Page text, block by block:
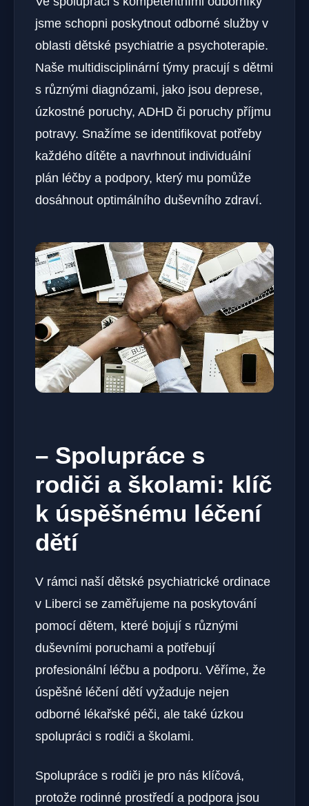
jsme schopni poskytnout odborné služby v
oblasti dětské psychiatrie a psychoterapie.
Naše multidisciplinární týmy pracují s dětmi
s různými diagnózami, jako jsou deprese,
úzkostné poruchy, ADHD či poruchy příjmu
potravy. Snažíme se identifikovat potřeby
každého dítěte a navrhnout individuální
plán léčby a podpory, který mu pomůže
dosáhnout optimálního duševního zdraví.
– Spolupráce s
rodiči a školami: klíč
k úspěšnému léčení
dětí
V rámci naší dětské psychiatrické ordinace
v Liberci se zaměřujeme na poskytování
pomocí dětem, které bojují s různými
duševními poruchami a potřebují
profesionální léčbu a podporu. Věříme, že
úspěšné léčení dětí vyžaduje nejen
odborné lékařské péči, ale také úzkou
spolupráci s rodiči a školami.
Spolupráce s rodiči je pro nás klíčová,
protože rodinné prostředí a podpora jsou